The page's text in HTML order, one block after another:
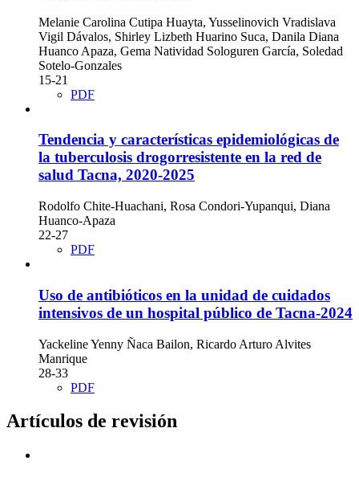
Melanie Carolina Cutipa Huayta, Yusselinovich Vradislava
Vigil Dávalos, Shirley Lizbeth Huarino Suca, Danila Diana
Huanco Apaza, Gema Natividad Sologuren García, Soledad
Sotelo-Gonzales
15-21
PDF
Tendencia y características epidemiológicas de
la tuberculosis drogorresistente en la red de
salud Tacna, 2020-2025
Rodolfo Chite-Huachani, Rosa Condori-Yupanqui, Diana
Huanco-Apaza
22-27
PDF
Uso de antibióticos en la unidad de cuidados
intensivos de un hospital público de Tacna-2024
Yackeline Yenny Ñaca Bailon, Ricardo Arturo Alvites
Manrique
28-33
PDF
Artículos de revisión